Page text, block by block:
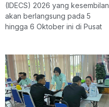
(IDECS) 2026 yang kesembilan
akan berlangsung pada 5
hingga 6 Oktober ini di Pusat